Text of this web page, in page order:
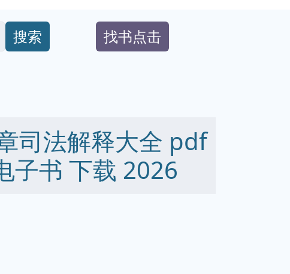
搜索 找书点击
司法解释大全 pdf
书 下载 2026